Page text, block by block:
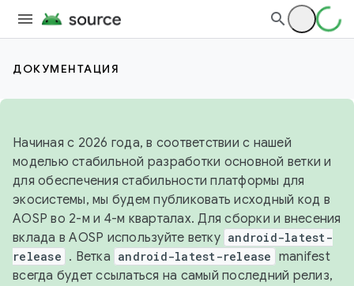
ДОКУМЕНТАЦИЯ
Начиная с 2026 года, в соответствии с нашей
моделью стабильной разработки основной ветки и
для обеспечения стабильности платформы для
экосистемы, мы будем публиковать исходный код в
AOSP во 2-м и 4-м кварталах. Для сборки и внесения
вклада в AOSP используйте ветку android-latest-
release . Ветка android-latest-release manifest
всегда будет ссылаться на самый последний релиз,